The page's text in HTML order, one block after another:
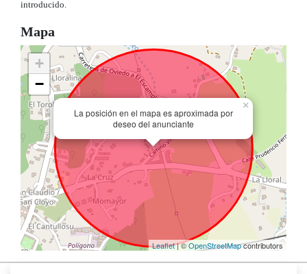
introducido.
Mapa
La posición en el mapa es aproximada por
deseo del anunciante
×
+
−
Leaflet| ©OpenStreetMapcontributors